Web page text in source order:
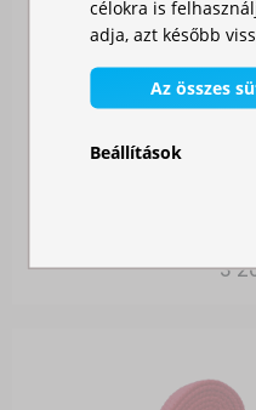
3
célokra is
adja, azt később
Az összes
Beállítások